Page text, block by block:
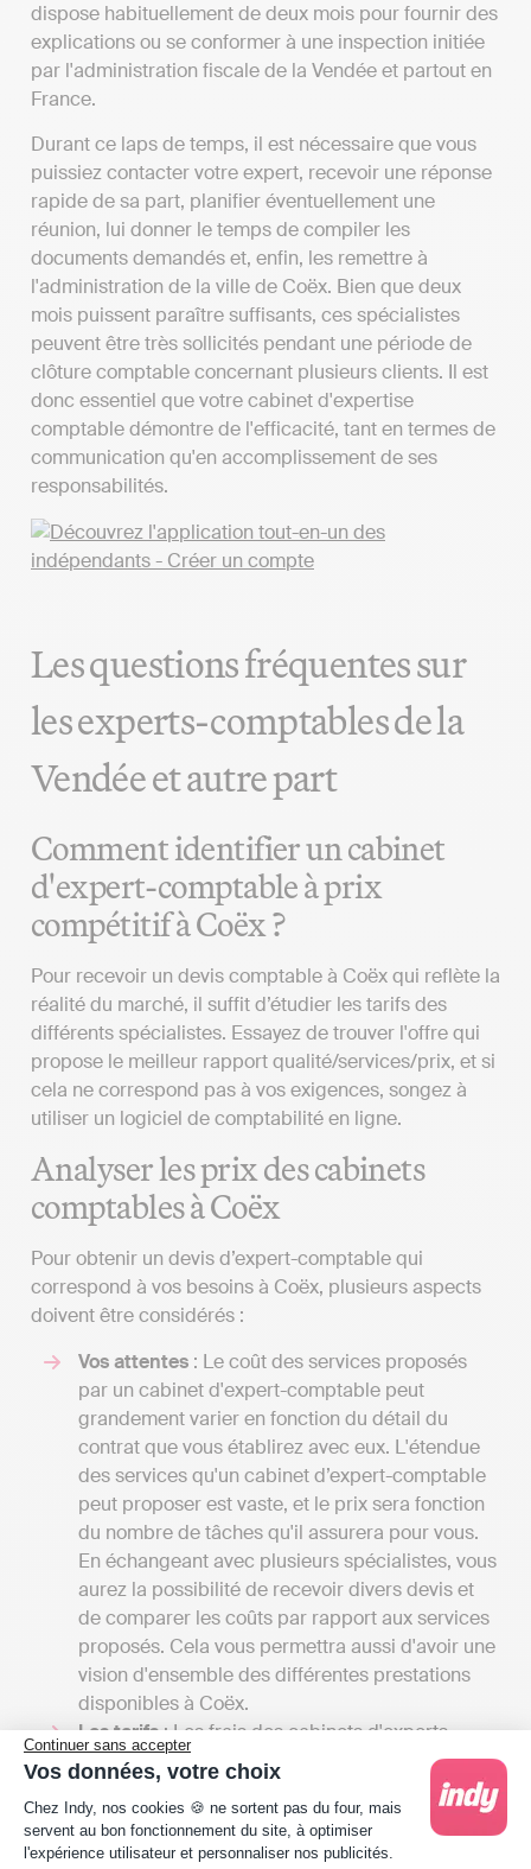
Continuer sans accepter
Vos données, votre choix
Plateforme de Gestion du Consentement :
Chez Indy, nos cookies 🍪 ne sortent pas du four, mais
servent au bon fonctionnement du site, à optimiser
l'expérience utilisateur et personnaliser nos publicités.
dispose habituellement de deux mois pour fournir des
explications ou se conformer à une inspection initiée
par l'administration fiscale de la Vendée et partout en
France.
Durant ce laps de temps, il est nécessaire que vous
puissiez contacter votre expert, recevoir une réponse
rapide de sa part, planifier éventuellement une
réunion, lui donner le temps de compiler les
documents demandés et, enfin, les remettre à
l'administration de la ville de Coëx. Bien que deux
mois puissent paraître suffisants, ces spécialistes
peuvent être très sollicités pendant une période de
clôture comptable concernant plusieurs clients. Il est
donc essentiel que votre cabinet d'expertise
comptable démontre de l'efficacité, tant en termes de
communication qu'en accomplissement de ses
responsabilités.
Les questions fréquentes sur
les experts-comptables de la
Vendée et autre part
Comment identifier un cabinet
d'expert-comptable à prix
compétitif à Coëx ?
Pour recevoir un devis comptable à Coëx qui reflète la
réalité du marché, il suffit d’étudier les tarifs des
différents spécialistes. Essayez de trouver l'offre qui
propose le meilleur rapport qualité/services/prix, et si
cela ne correspond pas à vos exigences, songez à
utiliser un logiciel de comptabilité en ligne.
Analyser les prix des cabinets
comptables à Coëx
Pour obtenir un devis d’expert-comptable qui
correspond à vos besoins à Coëx, plusieurs aspects
doivent être considérés :
Vos attentes : Le coût des services proposés
par un cabinet d'expert-comptable peut
grandement varier en fonction du détail du
contrat que vous établirez avec eux. L'étendue
des services qu'un cabinet d’expert-comptable
peut proposer est vaste, et le prix sera fonction
du nombre de tâches qu'il assurera pour vous.
En échangeant avec plusieurs spécialistes, vous
aurez la possibilité de recevoir divers devis et
de comparer les coûts par rapport aux services
proposés. Cela vous permettra aussi d'avoir une
vision d'ensemble des différentes prestations
disponibles à Coëx.
Les tarifs: Les frais des cabinets d'experts-
comptables peuvent commencer entre 1000 et
2000 euros par an pour une petite mission
confiée à un comptable indépendant et peuvent
grimper jusqu'à plusieurs milliers d'euros si